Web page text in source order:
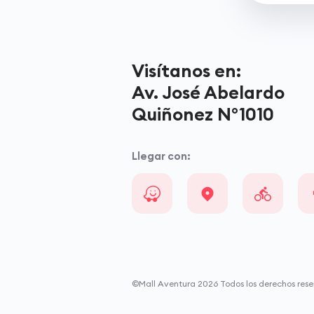
Visítanos en:
Av. José Abelardo
Quiñonez N°1010
Llegar con:
©Mall Aventura 2026 Todos los derechos